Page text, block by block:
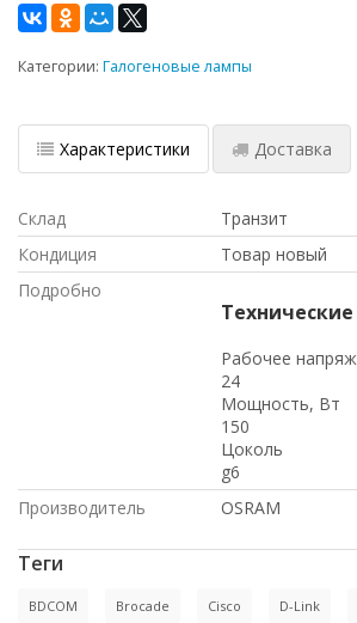
Категории: Галогеновые лампы
Характеристики Доставка
Склад
Транзит
Кондиция
Товар новый
Подробно
Рабочее
24
Мощность, Вт
150
Цоколь
g6
Производитель
OSRAM
Теги
BDCOM Brocade Cisco D-Link